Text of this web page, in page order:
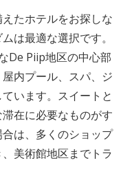
たホテルをお探しな
は最適な選択です。
De Piip地区の中心部
内プール、スパ、ジ
います。スイートと
在に必要なものがす
は、多くのショップ
美術館地区までトラ